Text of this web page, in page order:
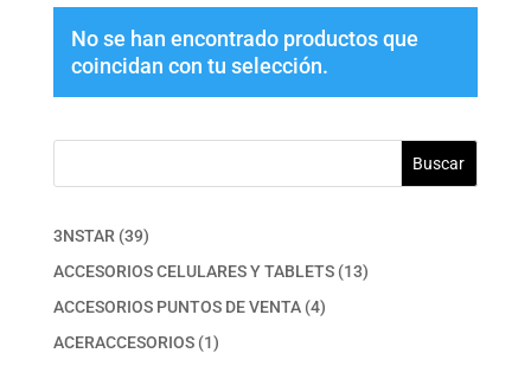
No se han encontrado productos que
coincidan con tu selección.
Buscar
3NSTAR 3939
productos
ACCESORIOS CELULARES Y TABLETS 1313
ACCESORIOS PUNTOS DE VENTA 44
ACERACCESORIOS 11